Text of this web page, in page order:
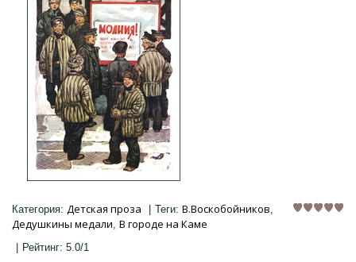
Категория: Детская проза Теги: В.Воскобойников,
Дедушкины медали, В городе на Каме
Рейтинг: 5.0/1